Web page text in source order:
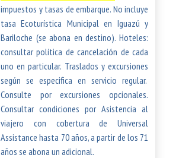
impuestos y tasas de embarque. No incluye
tasa Ecoturística Municipal en Iguazú y
Bariloche (se abona en destino). Hoteles:
consultar política de cancelación de cada
uno en particular. Traslados y excursiones
según se especifica en servicio regular.
Consulte por excursiones opcionales.
Consultar condiciones por Asistencia al
viajero con cobertura de Universal
Assistance hasta 70 años, a partir de los 71
años se abona un adicional.